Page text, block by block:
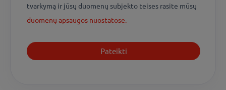
tvarkymą ir jūsų duomenų subjekto teises rasite mūsų
duomenų apsaugos nuostatose.